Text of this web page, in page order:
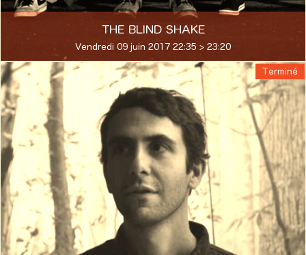
THE BLIND SHAKE
Vendredi 09 juin 2017 22:35 > 23:20
Terminé